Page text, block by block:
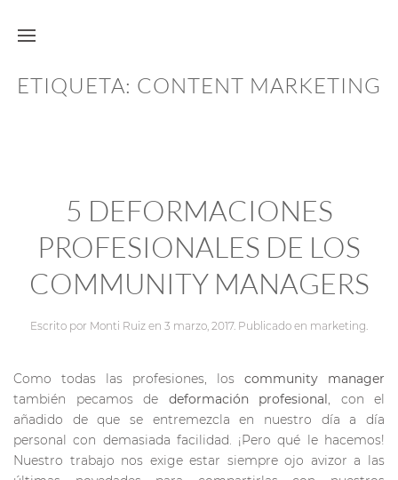
ETIQUETA: CONTENT MARKETING
5 DEFORMACIONES
PROFESIONALES DE LOS
COMMUNITY MANAGERS
Escrito por Monti Ruiz en 3 marzo, 2017. Publicado en marketing.
Como todas las profesiones, los community manager
también pecamos de deformación profesional, con el
añadido de que se entremezcla en nuestro día a día
personal con demasiada facilidad. ¡Pero qué le hacemos!
Nuestro trabajo nos exige estar siempre ojo avizor a las